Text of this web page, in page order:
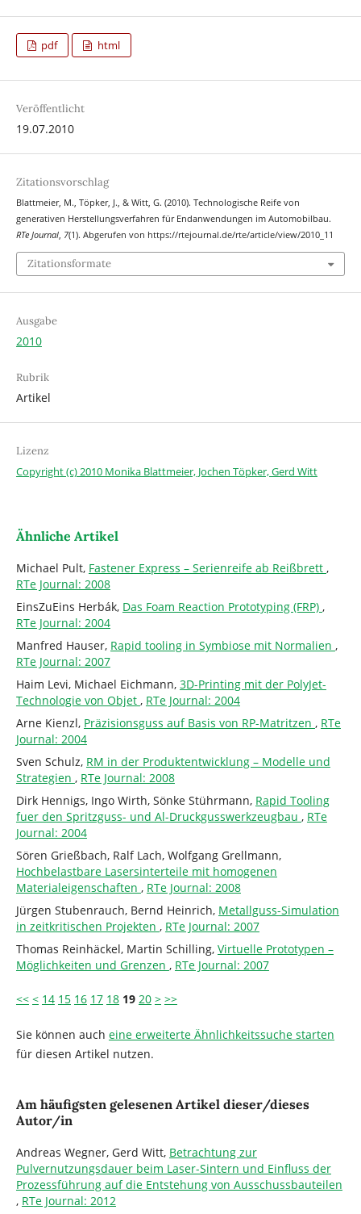
pdf html
Veröffentlicht
19.07.2010
Zitationsvorschlag
Blattmeier, M., Töpker, J., & Witt, G. (2010). Technologische Reife von
generativen Herstellungsverfahren für Endanwendungen im Automobilbau.
RTe Journal, 7(1). Abgerufen von https://rtejournal.de/rte/article/view/2010_11
Zitationsformate
Ausgabe
2010
Rubrik
Artikel
Lizenz
Copyright (c) 2010 Monika Blattmeier, Jochen Töpker, Gerd Witt
Ähnliche Artikel
Michael Pult, Fastener Express – Serienreife ab Reißbrett ,
RTe Journal: 2008
EinsZuEins Herbák, Das Foam Reaction Prototyping (FRP) ,
RTe Journal: 2004
Manfred Hauser, Rapid tooling in Symbiose mit Normalien ,
RTe Journal: 2007
Haim Levi, Michael Eichmann, 3D-Printing mit der PolyJet-
Technologie von Objet , RTe Journal: 2004
Arne Kienzl, Präzisionsguss auf Basis von RP-Matritzen , RTe
Journal: 2004
Sven Schulz, RM in der Produktentwicklung – Modelle und
Strategien , RTe Journal: 2008
Dirk Hennigs, Ingo Wirth, Sönke Stührmann, Rapid Tooling
fuer den Spritzguss- und Al-Druckgusswerkzeugbau , RTe
Journal: 2004
Sören Grießbach, Ralf Lach, Wolfgang Grellmann,
Hochbelastbare Lasersinterteile mit homogenen
Materialeigenschaften , RTe Journal: 2008
Jürgen Stubenrauch, Bernd Heinrich, Metallguss-Simulation
in zeitkritischen Projekten , RTe Journal: 2007
Thomas Reinhäckel, Martin Schilling, Virtuelle Prototypen –
Möglichkeiten und Grenzen , RTe Journal: 2007
<< < 14 15 16 17 18 19 20 > >>
Sie können auch eine erweiterte Ähnlichkeitssuche starten
für diesen Artikel nutzen.
Am häufigsten gelesenen Artikel dieser/dieses
Autor/in
Andreas Wegner, Gerd Witt, Betrachtung zur
Pulvernutzungsdauer beim Laser-Sintern und Einfluss der
Prozessführung auf die Entstehung von Ausschussbauteilen
, RTe Journal: 2012